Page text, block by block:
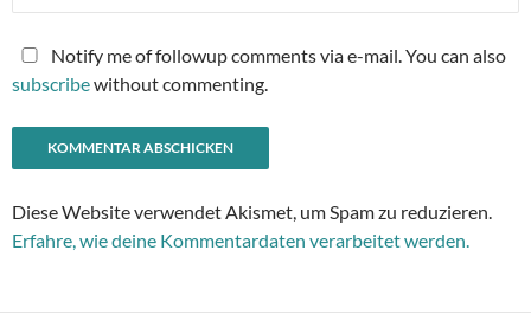
Notify me of followup comments via e-mail. You can also
subscribewithout commenting.
Diese Website verwendet Akismet, um Spam zu reduzieren.
Erfahre, wie deine Kommentardaten verarbeitet werden.